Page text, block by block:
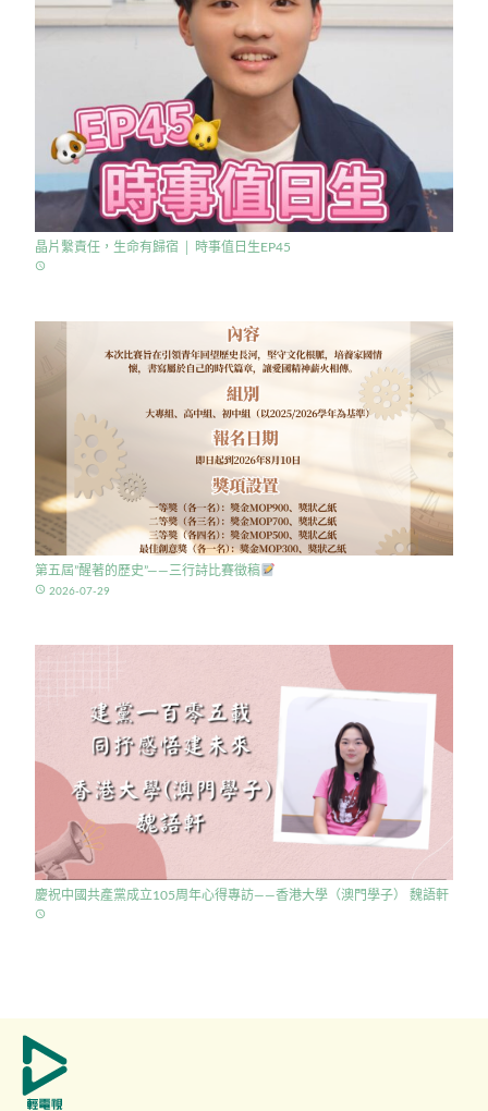
晶片繫責任，生命有歸宿 │ 時事值日生EP45
access_time
第五屆”醒著的歷史”——三行詩比賽徵稿
access_time 2026-07-29
慶祝中國共產黨成立105周年心得專訪——香港大學（澳門學子） 魏語軒
access_time